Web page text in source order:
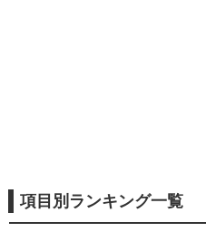
項目別ランキング一覧